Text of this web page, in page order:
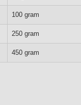
100 gram
250 gram
450 gram